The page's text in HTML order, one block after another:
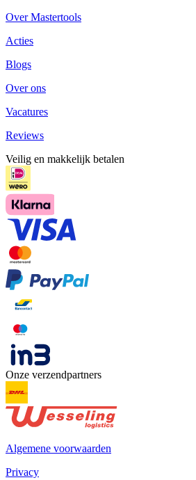
Over Mastertools
Acties
Blogs
Over ons
Vacatures
Reviews
Veilig en makkelijk betalen
Onze verzendpartners
Algemene voorwaarden
Privacy